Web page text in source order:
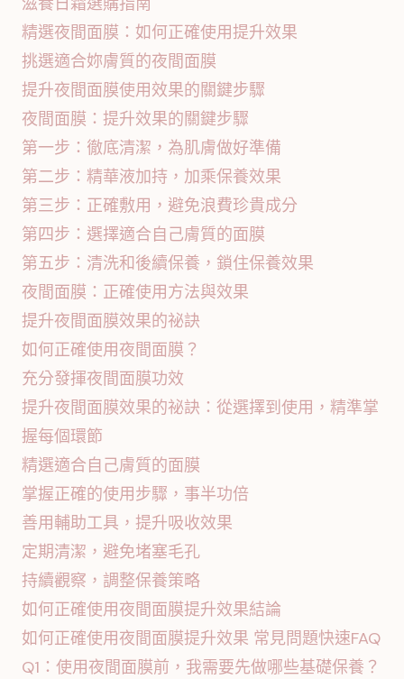
精選夜間面膜：如何正確使用提升效果
挑選適合妳膚質的夜間面膜
提升夜間面膜使用效果的關鍵步驟
夜間面膜：提升效果的關鍵步驟
第一步：徹底清潔，為肌膚做好準備
第二步：精華液加持，加乘保養效果
第三步：正確敷用，避免浪費珍貴成分
第四步：選擇適合自己膚質的面膜
第五步：清洗和後續保養，鎖住保養效果
夜間面膜：正確使用方法與效果
提升夜間面膜效果的祕訣
如何正確使用夜間面膜？
充分發揮夜間面膜功效
提升夜間面膜效果的祕訣：從選擇到使用，精準掌
握每個環節
精選適合自己膚質的面膜
掌握正確的使用步驟，事半功倍
善用輔助工具，提升吸收效果
定期清潔，避免堵塞毛孔
持續觀察，調整保養策略
如何正確使用夜間面膜提升效果結論
如何正確使用夜間面膜提升效果 常見問題快速FAQ
Q1：使用夜間面膜前，我需要先做哪些基礎保養？